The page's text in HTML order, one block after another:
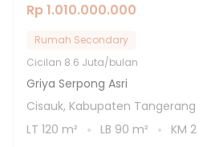
Rp 1.010.000.000
Rumah Secondary
Cicilan 8.6 Juta/bulan
Griya Serpong Asri
Cisauk, Kabupaten Tangerang
LT 120 m² LB 90 m² KM 2